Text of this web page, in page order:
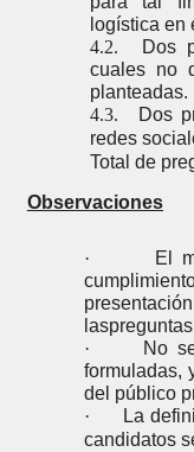
logística en
4.2.
Dos
cuales no
planteadas.
4.3.
Dos
redes
Total de
Observaciones
·
El
las
·
No
formuladas,
del público
·
La
candidatos